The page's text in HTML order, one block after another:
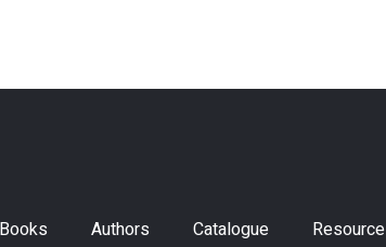
Books Authors Catalogue
Resource